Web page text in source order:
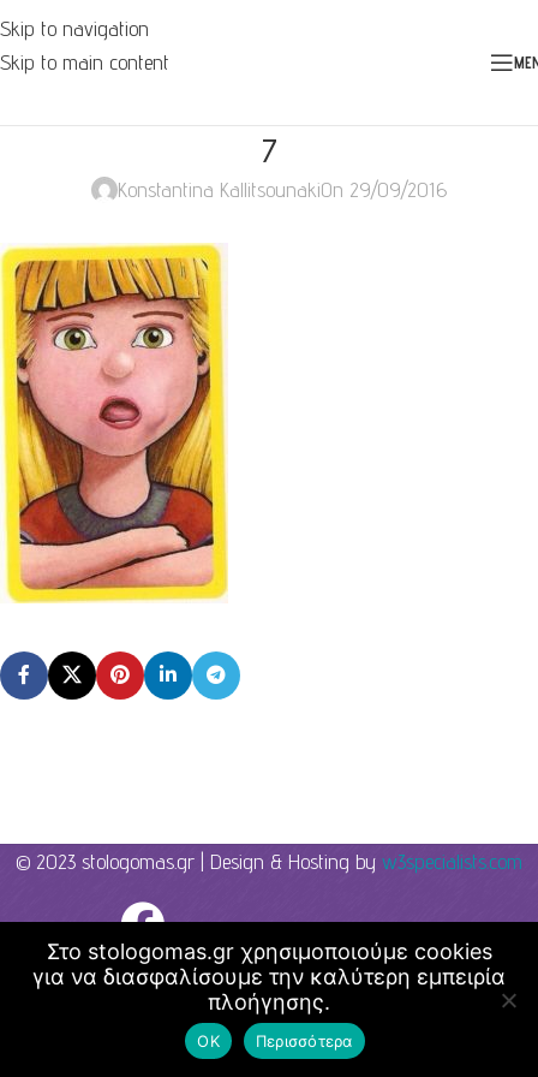
Skip to navigation
Skip to main content
7
Konstantina KallitsounakiOn 29/09/2016
© 2023 stologomas.gr | Design & Hosting by w3specialists.com
Στο stologomas.gr χρησιμοποιούμε cookies
για να διασφαλίσουμε την καλύτερη εμπειρία
πλοήγησης.
ΟΚ Περισσότερα